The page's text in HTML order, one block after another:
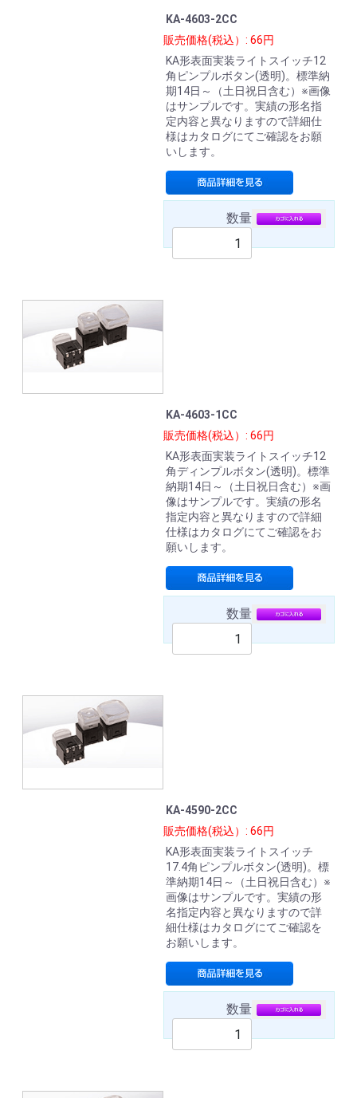
KA-4603-2CC
販売価格(税込）: 66円
KA形表面実装ライトスイッチ12
角ピンプルボタン(透明)。標準納
期14日～（土日祝日含む）※画像
はサンプルです。実績の形名指
定内容と異なりますので詳細仕
様はカタログにてご確認をお願
いします。
数量
KA-4603-1CC
販売価格(税込）: 66円
KA形表面実装ライトスイッチ12
角ディンプルボタン(透明)。標準
納期14日～（土日祝日含む）※画
像はサンプルです。実績の形名
指定内容と異なりますので詳細
仕様はカタログにてご確認をお
願いします。
数量
KA-4590-2CC
販売価格(税込）: 66円
KA形表面実装ライトスイッチ
17.4角ピンプルボタン(透明)。標
準納期14日～（土日祝日含む）※
画像はサンプルです。実績の形
名指定内容と異なりますので詳
細仕様はカタログにてご確認を
お願いします。
数量